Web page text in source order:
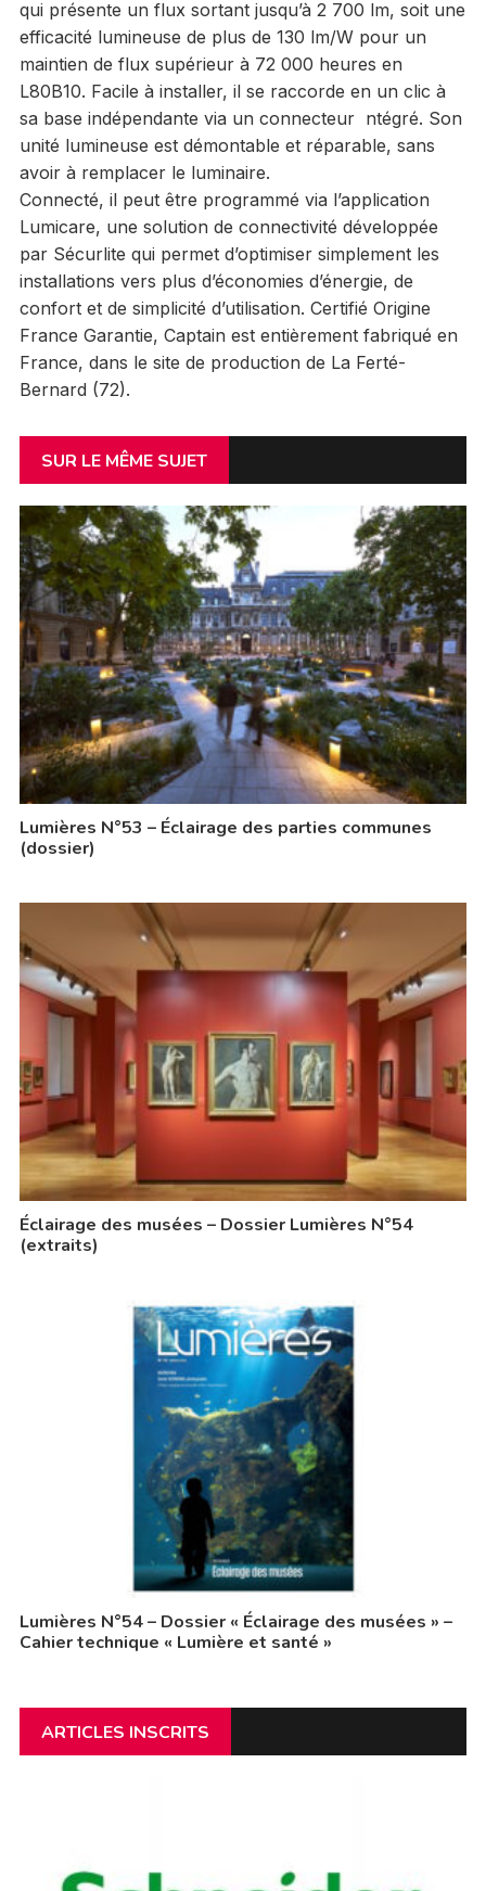
qui présente un flux sortant jusqu’à 2 700 lm, soit une
efficacité lumineuse de plus de 130 lm/W pour un
maintien de flux supérieur à 72 000 heures en
L80B10. Facile à installer, il se raccorde en un clic à
sa base indépendante via un connecteur ntégré. Son
unité lumineuse est démontable et réparable, sans
avoir à remplacer le luminaire.
Connecté, il peut être programmé via l’application
Lumicare, une solution de connectivité développée
par Sécurlite qui permet d’optimiser simplement les
installations vers plus d’économies d’énergie, de
confort et de simplicité d’utilisation. Certifié Origine
France Garantie, Captain est entièrement fabriqué en
France, dans le site de production de La Ferté-
Bernard (72).
SUR LE MÊME SUJET
Lumières N°53 – Éclairage des parties communes
(dossier)
Éclairage des musées – Dossier Lumières N°54
(extraits)
Lumières N°54 – Dossier « Éclairage des musées » –
Cahier technique « Lumière et santé »
ARTICLES INSCRITS